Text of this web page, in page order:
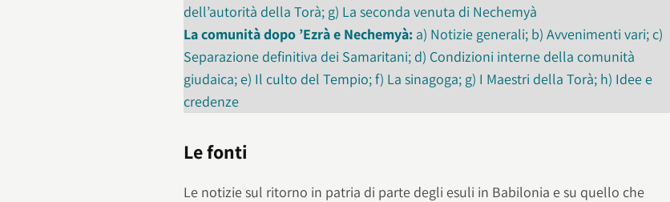
dell’autorità della Torà; g) La seconda venuta di Nechemyà
La comunità dopo ’Ezrà e Nechemyà: a) Notizie generali; b) Avvenimenti vari; c)
Separazione definitiva dei Samaritani; d) Condizioni interne della comunità
giudaica; e) Il culto del Tempio; f) La sinagoga; g) I Maestri della Torà; h) Idee e
credenze
Le fonti
Le notizie sul ritorno in patria di parte degli esuli in Babilonia e su quello che